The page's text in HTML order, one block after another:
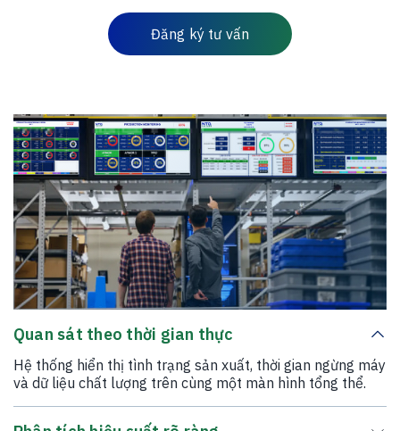
Đăng ký tư vấn
Quan sát theo thời gian thực
Hệ thống hiển thị tình trạng sản xuất, thời gian ngừng máy
và dữ liệu chất lượng trên cùng một màn hình tổng thể.